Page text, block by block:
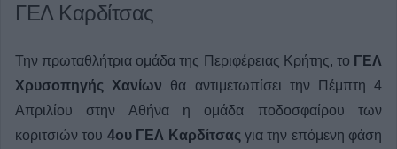
ΓΕΛ Καρδίτσας
Την πρωταθλήτρια ομάδα της Περιφέρειας Κρήτης, το ΓΕΛ
Χρυσοπηγής Χανίων θα αντιμετωπίσει την Πέμπτη 4
Απριλίου στην Αθήνα η ομάδα ποδοσφαίρου των
κοριτσιών του 4ου ΓΕΛ Καρδίτσας για την επόμενη φάση